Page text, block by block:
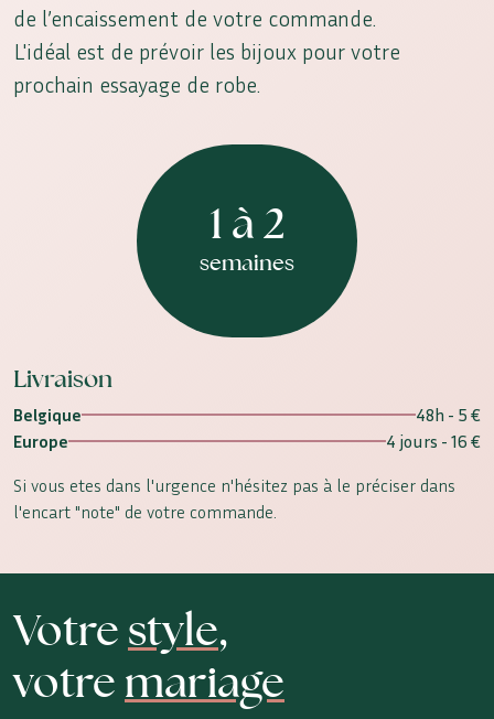
de l’encaissement de votre commande.
L'idéal est de prévoir les bijoux pour votre
prochain essayage de robe.
1 à 2
semaines
Livraison
Belgique
48h - 5 €
Europe
4 jours - 16 €
Si vous etes dans l'urgence n'hésitez pas à le préciser dans
l'encart "note" de votre commande.
Votrestyle,
votremariage